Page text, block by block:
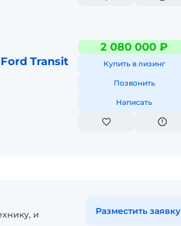
Transit
2 080 000 ₽
Купить в лизинг
Позвонить
Написать
и
Разместить заявку